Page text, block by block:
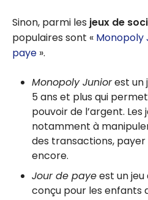
Sinon, parmi les jeux de
populaires sont « Monopoly
paye ».
Monopoly Juniorest un
5 ans et plus qui
pouvoir de l’argent.
notamment à
des transactions, payer
encore.
Jour de payeest un
conçu pour les enfants